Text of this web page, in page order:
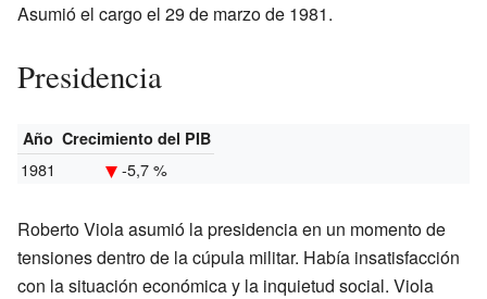
Asumió el cargo el 29 de marzo de 1981.
Presidencia
Año Crecimiento del PIB
1981 -5,7 %
Roberto Viola asumió la presidencia en un momento de
tensiones dentro de la cúpula militar. Había insatisfacción
con la situación económica y la inquietud social. Viola